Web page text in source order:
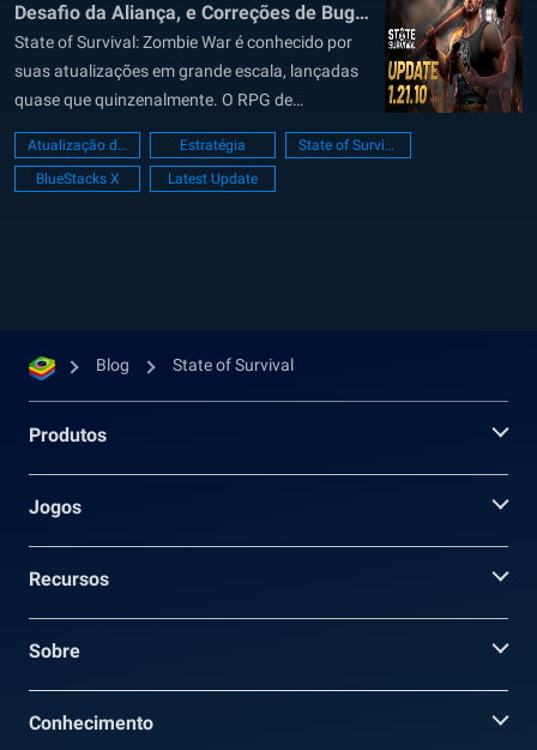
Desafio da Aliança, e Correções de Bugs
na Atualização 1.21.10 de State of
Survival: Zombie War
State of Survival: Zombie War é conhecido por
suas atualizações em grande escala, lançadas
quase que quinzenalmente. O RPG de
sobrevivência a zumbis anunciou recentemente
uma colaboração com as Tartarugas Ninjas, na
qual você verá os famosos personagens
Atualização de Jogo Estratégia
State of Survival
BlueStacks X
Latest Update
Blog State of Survival
Produtos
Jogos
Recursos
Sobre
Conhecimento